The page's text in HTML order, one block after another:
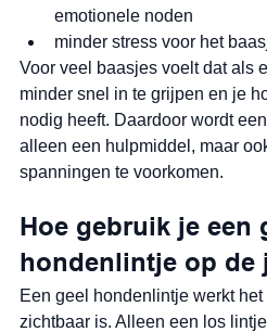
emotionele noden
minder stress voor het
Voor veel baasjes voelt dat als
minder snel in te grijpen en je
nodig heeft. Daardoor wordt
alleen een hulpmiddel, maar
spanningen te voorkomen.
Hoe gebruik je een
hondenlintje op de
Een geel hondenlintje werkt
zichtbaar is. Alleen een los